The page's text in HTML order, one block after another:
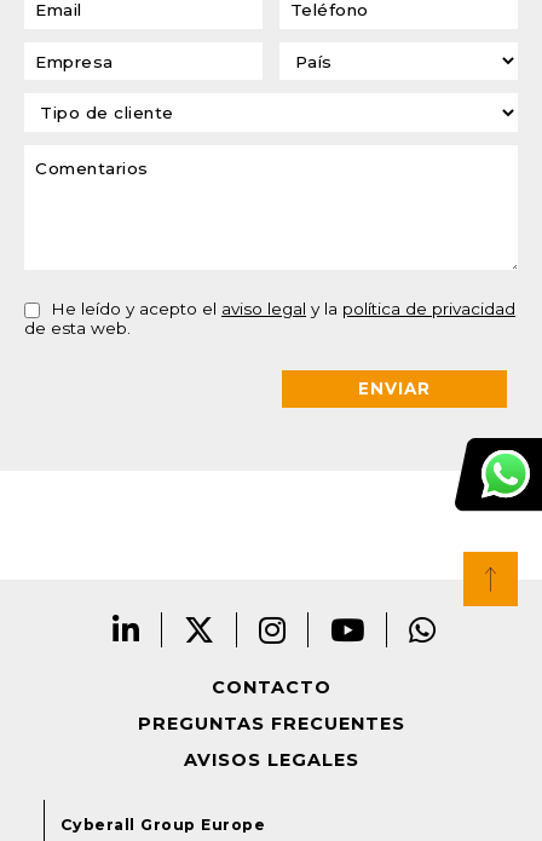
He leído y acepto el aviso legal y la política de privacidad
de esta web.
CONTACTO
PREGUNTAS FRECUENTES
AVISOS LEGALES
Cyberall Group Europe